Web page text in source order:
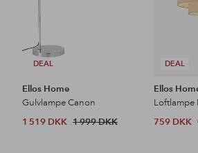
DEAL
Ellos Home
Gulvlampe Canon
1 519 DKK 1 999 DKK
DEAL
Ellos
Loftlampe
759 DKK